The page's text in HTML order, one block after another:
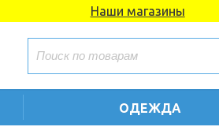
Наши магазины
ОДЕЖДА